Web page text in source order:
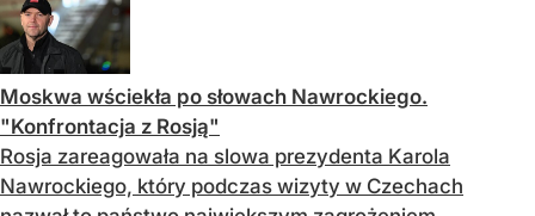
Moskwa wściekła po słowach Nawrockiego.
"Konfrontacja z Rosją"
Rosja zareagowała na slowa prezydenta Karola
Nawrockiego, który podczas wizyty w Czechach